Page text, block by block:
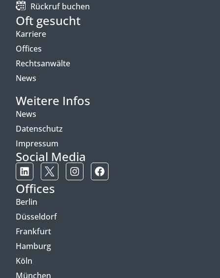
Rückruf buchen
Oft gesucht
Karriere
Offices
Rechtsanwälte
News
Weitere Infos
News
Datenschutz
Impressum
Social Media
Offices
Berlin
Düsseldorf
Frankfurt
Hamburg
Köln
München